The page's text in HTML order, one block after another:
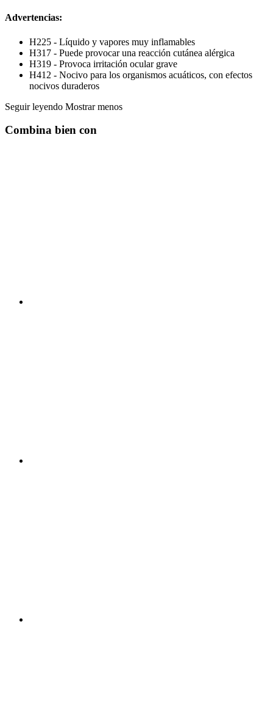
Advertencias:
H225 - Líquido y vapores muy inflamables
H317 - Puede provocar una reacción cutánea alérgica
H319 - Provoca irritación ocular grave
H412 - Nocivo para los organismos acuáticos, con efectos
nocivos duraderos
Seguir leyendo Mostrar menos
Combina bien con